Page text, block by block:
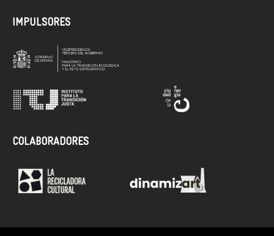
IMPULSORES
COLABORADORES